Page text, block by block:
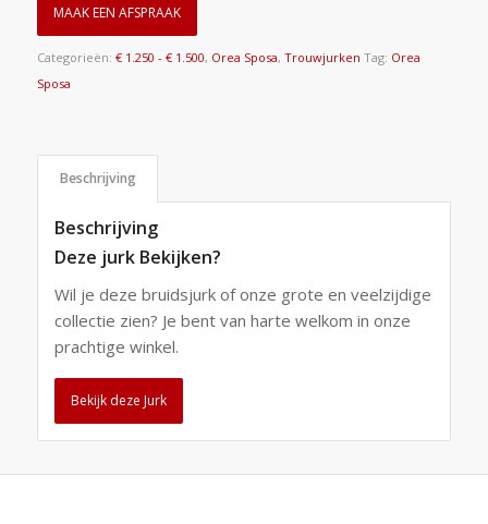
MAAK EEN AFSPRAAK
Categorieën: € 1.250 - € 1.500, Orea Sposa, Trouwjurken Tag: Orea
Sposa
Beschrijving
Beschrijving
Deze jurk Bekijken?
Wil je deze bruidsjurk of onze grote en veelzijdige
collectie zien? Je bent van harte welkom in onze
prachtige winkel.
Bekijk deze Jurk